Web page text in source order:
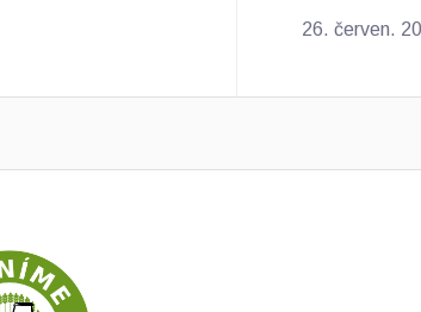
26. červen.